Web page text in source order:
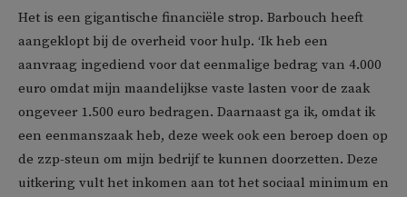
Het is een gigantische financiële strop. Barbouch heeft
aangeklopt bij de overheid voor hulp. ‘Ik heb een
aanvraag ingediend voor dat eenmalige bedrag van 4.000
euro omdat mijn maandelijkse vaste lasten voor de zaak
ongeveer 1.500 euro bedragen. Daarnaast ga ik, omdat ik
een eenmanszaak heb, deze week ook een beroep doen op
de zzp-steun om mijn bedrijf te kunnen doorzetten. Deze
uitkering vult het inkomen aan tot het sociaal minimum en